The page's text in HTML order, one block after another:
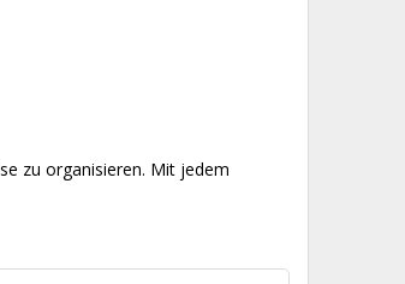
zu organisieren. Mit jedem